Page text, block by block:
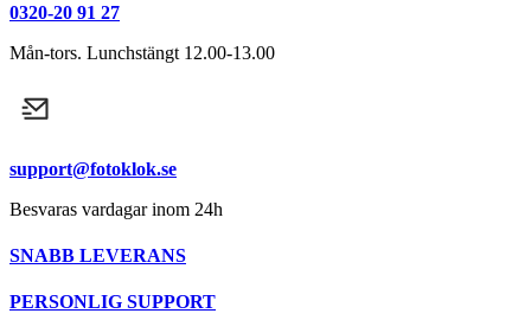
0320-20 91 27
Mån-tors. Lunchstängt 12.00-13.00
support@fotoklok.se
Besvaras vardagar inom 24h
SNABB LEVERANS
PERSONLIG SUPPORT